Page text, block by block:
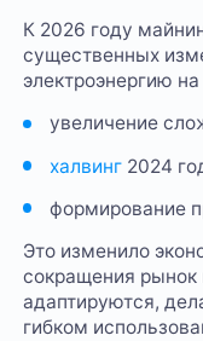
К 2026 году
существенных
электроэнергию
увеличение
халвинг 2024
формирование
Это изменило
сокращения рынок
адаптируются,
гибком